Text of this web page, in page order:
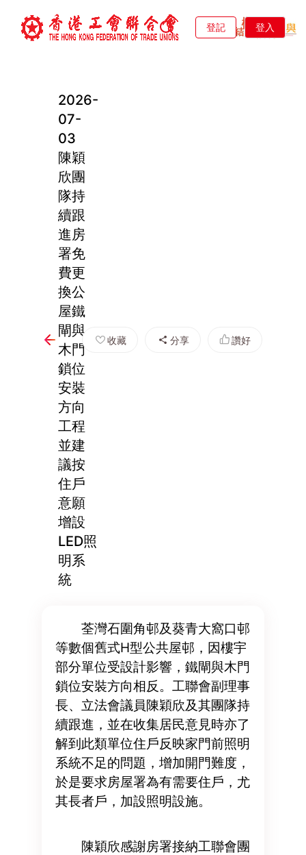
登記 登入
2026-
07-
03
陳穎
欣團
隊持
續跟
進房
署免
費更
換公
屋鐵
閘與
木門
鎖位
安裝
方向
工程
並建
議按
住戶
意願
增設
LED照
明系
統
收藏 分享 讚好
荃灣石圍角邨及葵青大窩口邨
等數個舊式H型公共屋邨，因樓宇
部分單位受設計影響，鐵閘與木門
鎖位安裝方向相反。工聯會副理事
長、立法會議員陳穎欣及其團隊持
續跟進，並在收集居民意見時亦了
解到此類單位住戶反映家門前照明
系統不足的問題，增加開門難度，
於是要求房屋署為有需要住戶，尤
其長者戶，加設照明設施。
陳穎欣感謝房署接納工聯會團